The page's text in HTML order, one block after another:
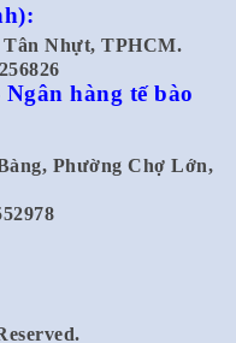
Nhựt, TPHCM.
hàng tế bào
Phường Chợ Lớn,